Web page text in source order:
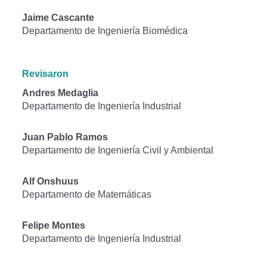
Jaime Cascante
Departamento de Ingeniería Biomédica
Revisaron
Andres Medaglia
Departamento de Ingeniería Industrial
Juan Pablo Ramos
Departamento de Ingeniería Civil y Ambiental
Alf Onshuus
Departamento de Matemáticas
Felipe Montes
Departamento de Ingeniería Industrial